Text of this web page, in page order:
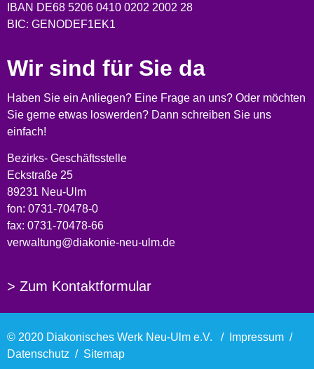
IBAN DE68 5206 0410 0202 2002 28
BIC: GENODEF1EK1
Wir sind für Sie da
Haben Sie ein Anliegen? Eine Frage an uns? Oder möchten
Sie gerne etwas loswerden? Dann schreiben Sie uns
einfach!
Bezirks- Geschäftsstelle
Eckstraße 25
89231 Neu-Ulm
fon: 0731-70478-0
fax: 0731-70478-66
verwaltung@diakonie-neu-ulm.de
> Zum Kontaktformular
© 2020 Diakonisches Werk Neu-Ulm e.V. / Impressum /
Datenschutz / Sitemap